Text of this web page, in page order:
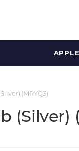
(MRYQ3)
(Silver)